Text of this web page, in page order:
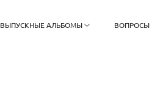
ВЫПУСКНЫЕ АЛЬБОМЫ ВОПРОСЫ